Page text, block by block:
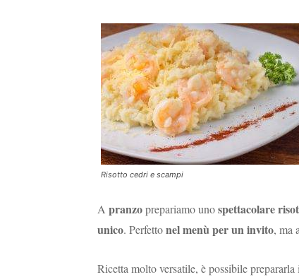
Risotto cedri e scampi
A pranzoprepariamo unospettacolare
unico. Perfettonel menù per un invito, ma
Ricetta molto versatile, è possibile prepararla